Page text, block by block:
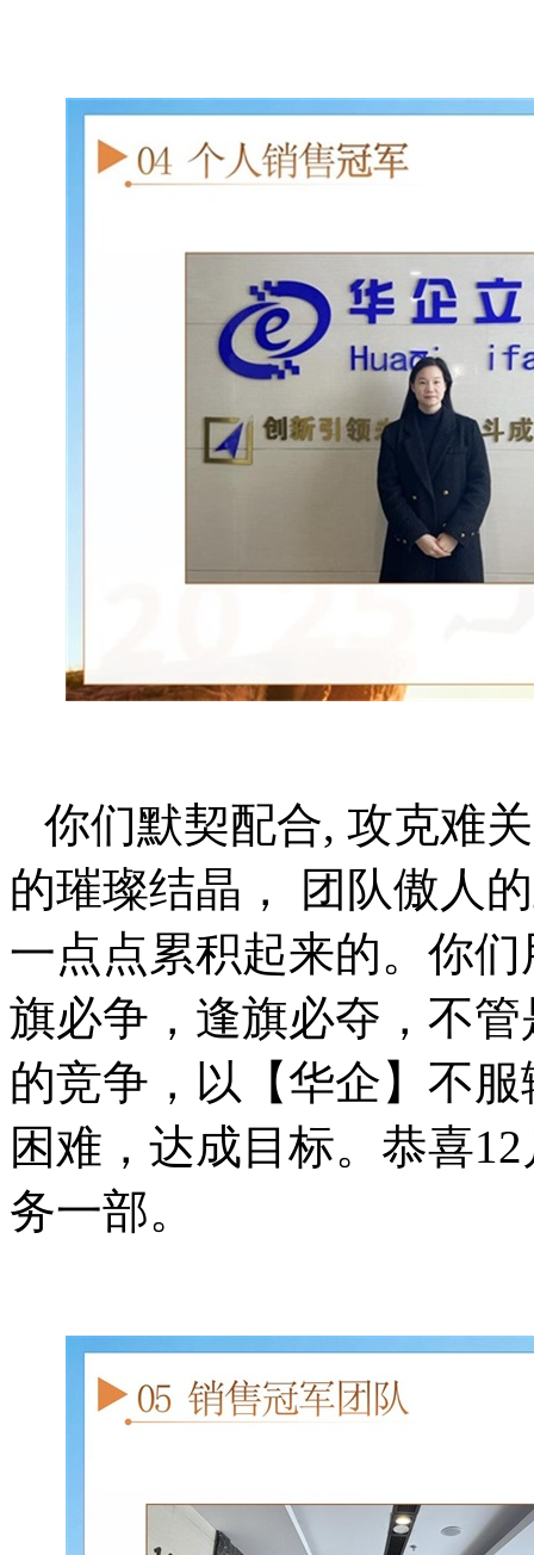
你们默契配合, 攻克难
的璀璨结晶 ， 团队傲人
一点点累积起来的。你
旗必争，逢旗必夺，不
的竞争，以【华企】不
困难，达成目标。恭喜
务一部。